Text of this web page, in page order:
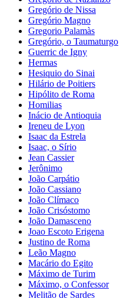
Gregório de Nissa
Gregório Magno
Gregorio Palamàs
Gregório, o Taumaturgo
Guerric de Igny
Hermas
Hesiquio do Sinai
Hilário de Poitiers
Hipólito de Roma
Homilias
Inácio de Antioquia
Ireneu de Lyon
Isaac da Estrela
Isaac, o Sírio
Jean Cassier
Jerônimo
João Carpátio
João Cassiano
João Clímaco
João Crisóstomo
João Damasceno
Joao Escoto Erigena
Justino de Roma
Leão Magno
Macário do Egito
Máximo de Turim
Máximo, o Confessor
Melitão de Sardes